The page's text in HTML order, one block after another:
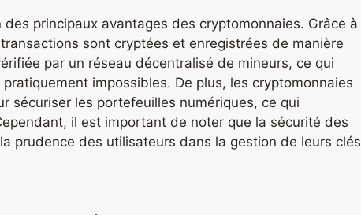
principaux avantages des cryptomonnaies. Grâce à
sont cryptées et enregistrées de manière
par un réseau décentralisé de mineurs, ce qui
impossibles. De plus, les cryptomonnaies
sécuriser les portefeuilles numériques, ce qui
il est important de noter que la sécurité des
prudence des utilisateurs dans la gestion de leurs clés